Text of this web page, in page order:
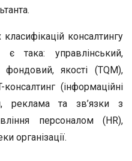
консалтингу
є така: управлінський,
фондовий, якості (TQM),
(інформаційні
реклама та зв’язки з
персоналом (HR),
організації.